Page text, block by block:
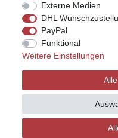
Externe Medien
DHL
PayPal
Funktional
Weitere Einstellungen